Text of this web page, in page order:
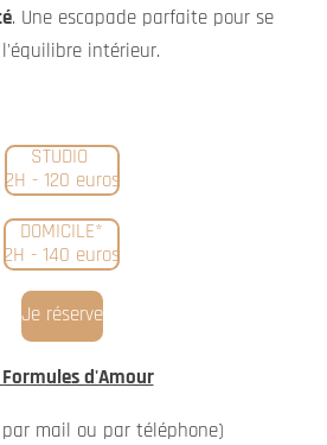
. Une escapade parfaite pour se
intérieur.
STUDIO
2H - 120 euros
DOMICILE*
2H - 140 euros
Je réserve
Formules d'Amour
mail ou par téléphone)